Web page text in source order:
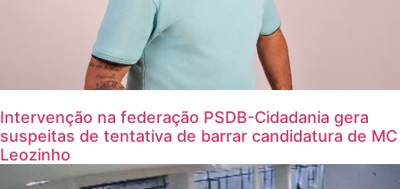
Intervenção na federação PSDB-Cidadania gera
suspeitas de tentativa de barrar candidatura de MC
Leozinho